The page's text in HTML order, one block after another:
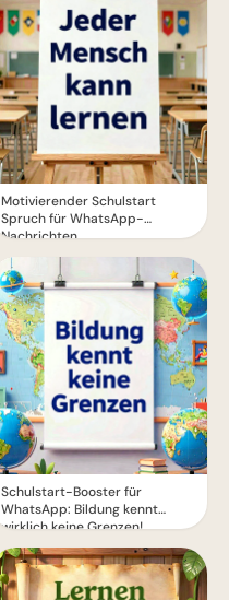
Motivierender Schulstart
Spruch für WhatsApp-
Nachrichten
Schulstart-Booster für
WhatsApp: Bildung kennt
wirklich keine Grenzen!